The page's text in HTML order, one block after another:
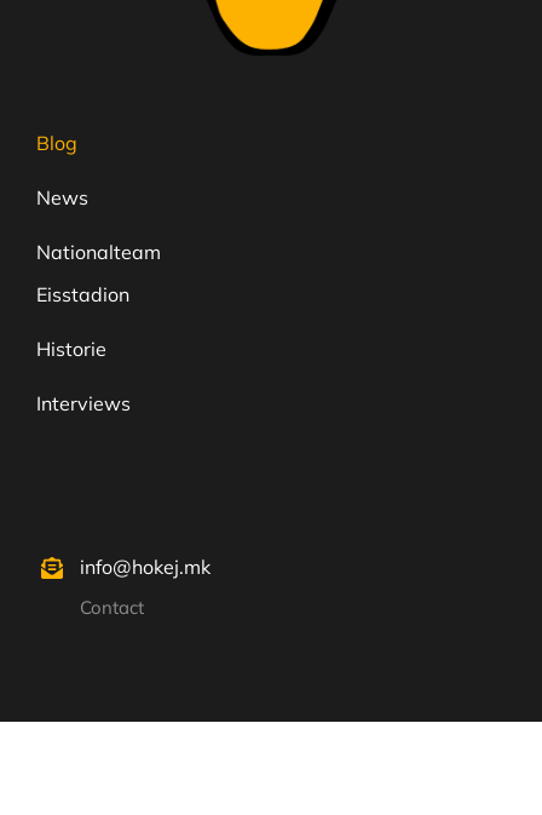
Blog
News
Nationalteam
Eisstadion
Historie
Interviews
info@hokej.mk
Contact